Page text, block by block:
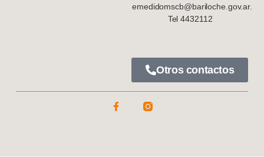
emedidomscb@bariloche.gov.ar.
Tel 4432112
Otros contactos